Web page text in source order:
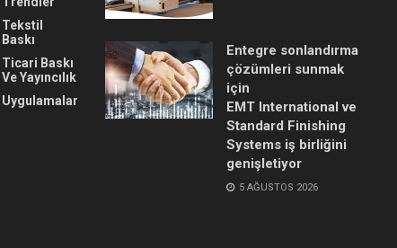
Tekstil
Baskı
Ticari Baskı
Ve Yayıncılık
Uygulamalar
Entegre sonlandırma
çözümleri sunmak
için
EMT International ve
Standard Finishing
Systems iş birliğini
genişletiyor
5 AĞUSTOS 2026